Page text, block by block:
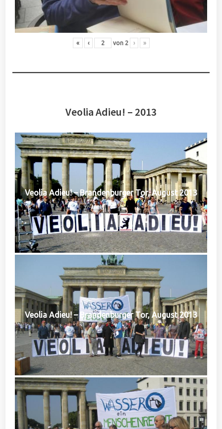
« ‹ von 2 › »
Veolia Adieu! – 2013
Veolia Adieu! – Brandenburger Tor, August 2013
Veolia Adieu! – Brandenburger Tor, August 2013